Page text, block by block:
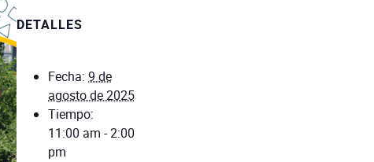
DETALLES
Fecha: 9 de
agosto de 2025
Tiempo:
11:00 am - 2:00
pm